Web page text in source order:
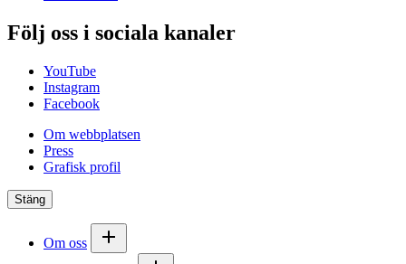
Följ oss i sociala kanaler
YouTube
Instagram
Facebook
Om webbplatsen
Press
Grafisk profil
Stäng
Om oss